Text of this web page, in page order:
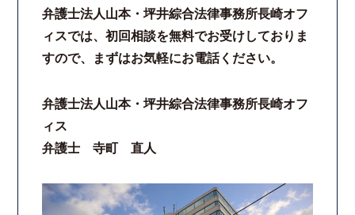
弁護士法人山本・坪井綜合法律事務所長崎オフ
ィスでは、初回相談を無料でお受けしておりま
すので、まずはお気軽にお電話ください。
弁護士法人山本・坪井綜合法律事務所長崎オフ
ィス
弁護士 寺町 直人